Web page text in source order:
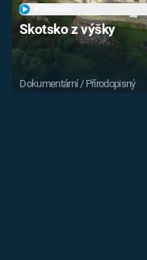
Skotsko z výšky
Dokumentární / Přírodopisný